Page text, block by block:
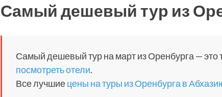
Самый дешевый тур из
Самый дешевый тур на март из Оренбурга — это
посмотреть отели.
Все лучшиецены на туры из Оренбурга в